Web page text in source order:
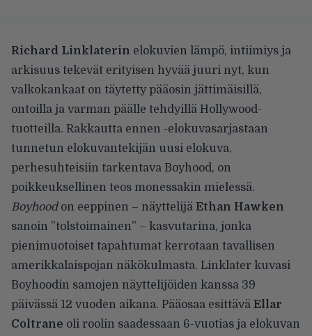
Richard Linklaterin elokuvien lämpö, intiimiys ja
arkisuus tekevät erityisen hyvää juuri nyt, kun
valkokankaat on täytetty pääosin jättimäisillä,
ontoilla ja varman päälle tehdyillä Hollywood-
tuotteilla. Rakkautta ennen -elokuvasarjastaan
tunnetun elokuvantekijän uusi elokuva,
perhesuhteisiin tarkentava Boyhood, on
poikkeuksellinen teos monessakin mielessä.
Boyhoodon eeppinen – näyttelijä Ethan Hawken
sanoin ”tolstoimainen” – kasvutarina, jonka
pienimuotoiset tapahtumat kerrotaan tavallisen
amerikkalaispojan näkökulmasta. Linklater kuvasi
Boyhoodin samojen näyttelijöiden kanssa 39
päivässä 12 vuoden aikana. Pääosaa esittävä Ellar
Coltrane oli roolin saadessaan 6-vuotias ja elokuvan